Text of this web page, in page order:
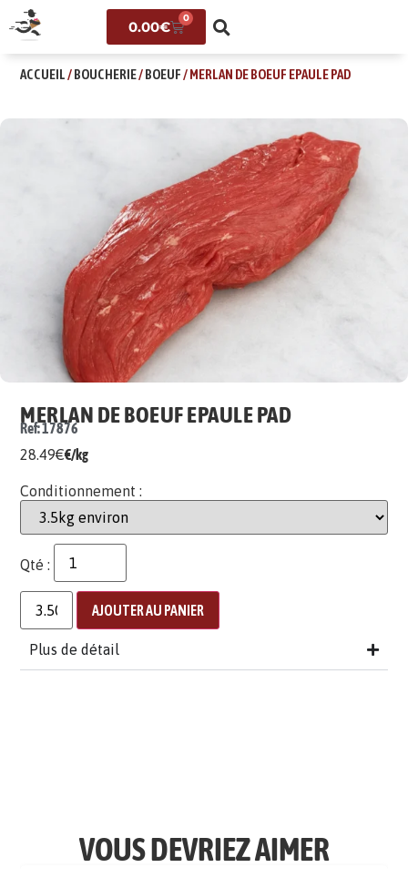
0.00€
0
ACCUEIL/BOUCHERIE/BOEUF/ MERLAN DE BOEUF EPAULE PAD
MERLAN DE BOEUF EPAULE PAD
Ref: 17876
28.49€€/kg
Conditionnement :
Qté :
AJOUTER AU PANIER
Plus de détail
VOUS DEVRIEZ AIMER